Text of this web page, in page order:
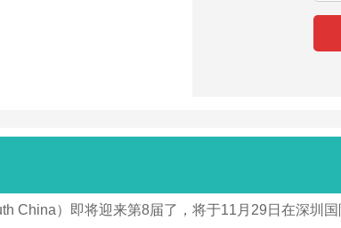
China）即将迎来第8届了，将于11月29日在深圳国